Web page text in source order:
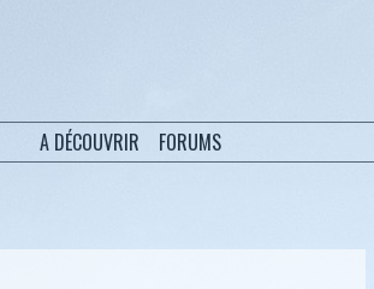
A DÉCOUVRIR FORUMS